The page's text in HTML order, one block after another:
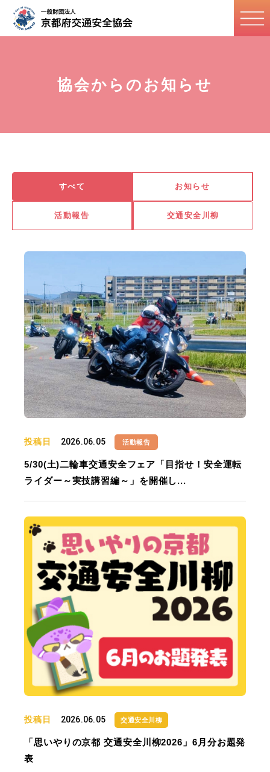
協会からのお知らせ
すべて お知らせ
活動報告 交通安全川柳
投稿日 2026.06.05 活動報告
5/30(土)二輪車交通安全フェア「目指せ！安全運転
ライダー～実技講習編～」を開催し...
投稿日 2026.06.05 交通安全川柳
「思いやりの京都 交通安全川柳2026」6月分お題発
表